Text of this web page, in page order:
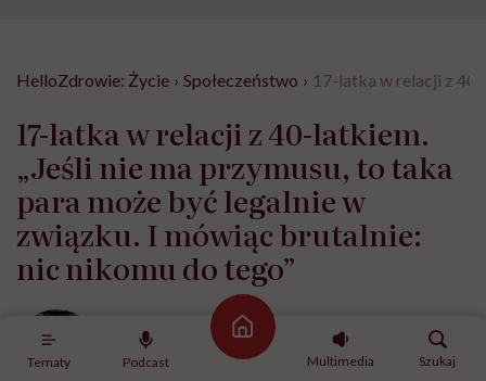
Tematy Podcast
Strona główna
Multimedia
Szukaj
HelloZdrowie: Życie › Społeczeństwo › 17-latka w relacji z 40-
17-latka w relacji z 40-latkiem.
„Jeśli nie ma przymusu, to taka
para może być legalnie w
związku. I mówiąc brutalnie:
nic nikomu do tego”
Magdalena Tereszczuk-Brach
Opublikowano:
15.07.2026 08:51
Aktualizacja: